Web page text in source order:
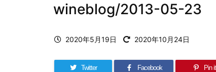
wineblog/2013-05-23
2020年5月19日 2020年10月24日
Twitter Facebook Pin it